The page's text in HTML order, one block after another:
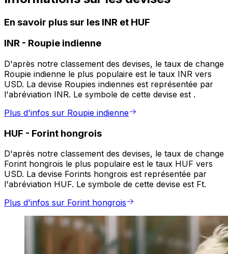
En savoir plus sur les INR et HUF
INR - Roupie indienne
D'après notre classement des devises, le taux de change
Roupie indienne le plus populaire est le taux INR vers
USD. La devise Roupies indiennes est représentée par
l'abréviation INR. Le symbole de cette devise est ₹.
Plus d'infos sur Roupie indienne
HUF - Forint hongrois
D'après notre classement des devises, le taux de change
Forint hongrois le plus populaire est le taux HUF vers
USD. La devise Forints hongrois est représentée par
l'abréviation HUF. Le symbole de cette devise est Ft.
Plus d'infos sur Forint hongrois